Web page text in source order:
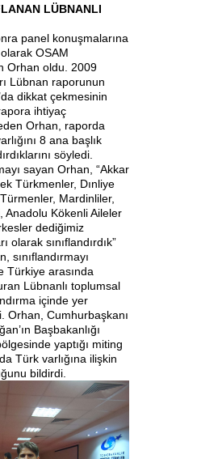
LÜBNANLI
panel konuşmalarına
OSAM
Orhan oldu. 2009
Lübnan raporunun
dikkat çekmesinin
ihtiyaç
Orhan, raporda
8 ana başlık
söyledi.
sayan Orhan, “Akkar
Türkmenler, Dınliye
Mardinliler,
Anadolu Kökenli Aileler
dediğimiz
olarak sınıflandırdık”
sınıflandırmayı
Türkiye arasında
Lübnanlı toplumsal
içinde yer
Orhan, Cumhurbaşkanı
Başbakanlığı
yaptığı miting
Türk varlığına ilişkin
bildirdi.